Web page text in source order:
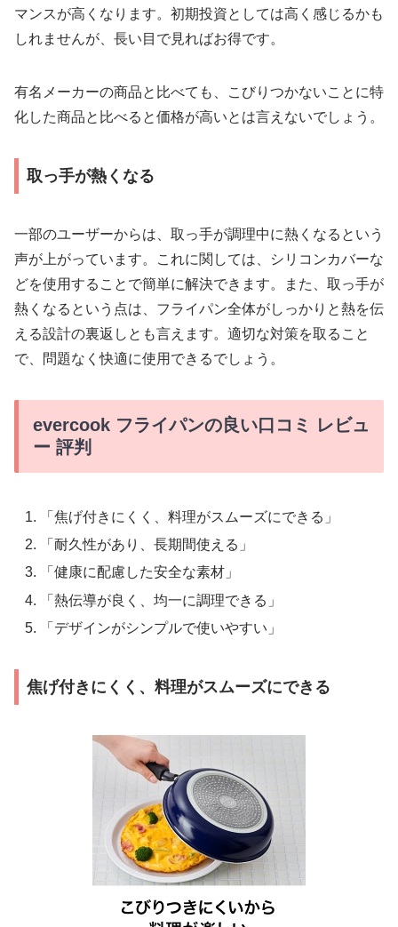
マンスが高くなります。初期投資としては高く感じるかも
しれませんが、長い目で見ればお得です。
有名メーカーの商品と比べても、こびりつかないことに特
化した商品と比べると価格が高いとは言えないでしょう。
取っ手が熱くなる
一部のユーザーからは、取っ手が調理中に熱くなるという
声が上がっています。これに関しては、シリコンカバーな
どを使用することで簡単に解決できます。また、取っ手が
熱くなるという点は、フライパン全体がしっかりと熱を伝
える設計の裏返しとも言えます。適切な対策を取ること
で、問題なく快適に使用できるでしょう。
evercook フライパンの良い口コミ レビュ
ー 評判
「焦げ付きにくく、料理がスムーズにできる」
「耐久性があり、長期間使える」
「健康に配慮した安全な素材」
「熱伝導が良く、均一に調理できる」
「デザインがシンプルで使いやすい」
焦げ付きにくく、料理がスムーズにできる